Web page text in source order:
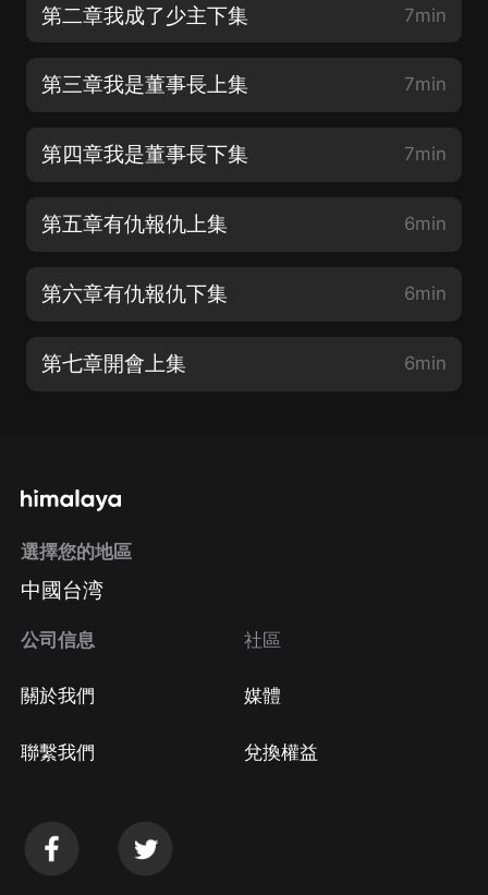
第二章我成了少主下集 7min
第三章我是董事長上集 7min
第四章我是董事長下集 7min
第五章有仇報仇上集 6min
第六章有仇報仇下集 6min
第七章開會上集 6min
選擇您的地區
中國台湾
公司信息
關於我們
聯繫我們
社區
媒體
兌換權益